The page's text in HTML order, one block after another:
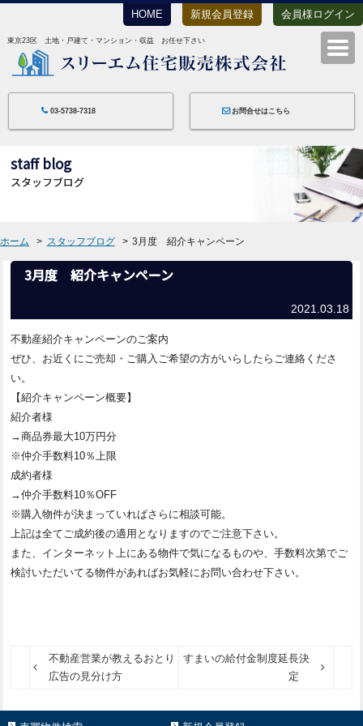
HOME 新規会員登録 会員様ログイン
東京23区 土地・戸建て・マンション・収益 お任せ下さい
03-5738-7318 お問合せはこちら
staff blog
スタッフブログ
ホーム スタッフブログ 3月度 紹介キャンペーン
3月度 紹介キャンペーン
2021.03.18
不動産紹介キャンペーンのご案内
ぜひ、お近くにご売却・ご購入ご希望の方がいらしたらご連絡くださ
い。
【紹介キャンペーン概要】
紹介者様
→商品券最大10万円分
※仲介手数料10％上限
成約者様
→仲介手数料10％OFF
※購入物件が決まっていればさらに相談可能。
上記は全てご成約後の適用となりますのでご注意下さい。
また、インターネット上にある物件で気になるものや、手数料次第でご
検討いただいてる物件があればお気軽にお問い合わせ下さい。
不動産営業が教えるおとり
広告の見分け方
すまいの給付金制度延長決
定